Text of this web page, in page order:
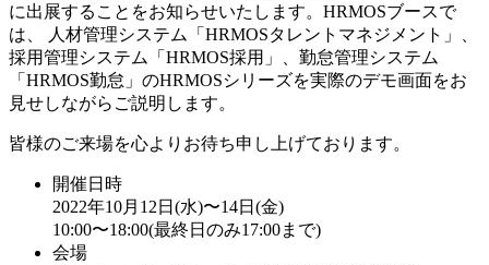
に出展することをお知らせいたします。HRMOSブースで
は、 人材管理システム「HRMOSタレントマネジメント」、
採用管理システム「HRMOS採用」、勤怠管理システム
「HRMOS勤怠」のHRMOSシリーズを実際のデモ画面をお
見せしながらご説明します。
皆様のご来場を心よりお待ち申し上げております。
開催日時
2022年10月12日(水)〜14日(金)
10:00〜18:00(最終日のみ17:00まで)
会場